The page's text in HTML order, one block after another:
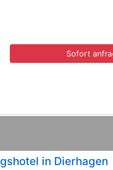
Sofort
in Dierhagen